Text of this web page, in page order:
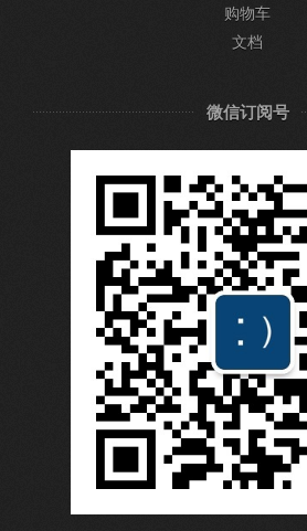
购物车
文档
微信订阅号